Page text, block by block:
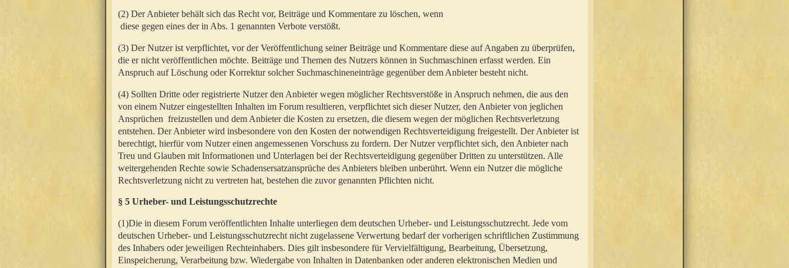
(2) Der Anbieter behält sich das Recht vor, Beiträge und Kommentare zu löschen, wenn
diese gegen eines der in Abs. 1 genannten Verbote verstößt.
(3) Der Nutzer ist verpflichtet, vor der Veröffentlichung seiner Beiträge und Kommentare diese auf Angaben zu überprüfen,
die er nicht veröffentlichen möchte. Beiträge und Themen des Nutzers können in Suchmaschinen erfasst werden. Ein
Anspruch auf Löschung oder Korrektur solcher Suchmaschineneinträge gegenüber dem Anbieter besteht nicht.
(4) Sollten Dritte oder registrierte Nutzer den Anbieter wegen möglicher Rechtsverstöße in Anspruch nehmen, die aus den
von einem Nutzer eingestellten Inhalten im Forum resultieren, verpflichtet sich dieser Nutzer, den Anbieter von jeglichen
Ansprüchen freizustellen und dem Anbieter die Kosten zu ersetzen, die diesem wegen der möglichen Rechtsverletzung
entstehen. Der Anbieter wird insbesondere von den Kosten der notwendigen Rechtsverteidigung freigestellt. Der Anbieter ist
berechtigt, hierfür vom Nutzer einen angemessenen Vorschuss zu fordern. Der Nutzer verpflichtet sich, den Anbieter nach
Treu und Glauben mit Informationen und Unterlagen bei der Rechtsverteidigung gegenüber Dritten zu unterstützen. Alle
weitergehenden Rechte sowie Schadensersatzansprüche des Anbieters bleiben unberührt. Wenn ein Nutzer die mögliche
Rechtsverletzung nicht zu vertreten hat, bestehen die zuvor genannten Pflichten nicht.
§ 5 Urheber- und Leistungsschutzrechte
(1)Die in diesem Forum veröffentlichten Inhalte unterliegen dem deutschen Urheber- und Leistungsschutzrecht. Jede vom
deutschen Urheber- und Leistungsschutzrecht nicht zugelassene Verwertung bedarf der vorherigen schriftlichen Zustimmung
des Inhabers oder jeweiligen Rechteinhabers. Dies gilt insbesondere für Vervielfältigung, Bearbeitung, Übersetzung,
Einspeicherung, Verarbeitung bzw. Wiedergabe von Inhalten in Datenbanken oder anderen elektronischen Medien und